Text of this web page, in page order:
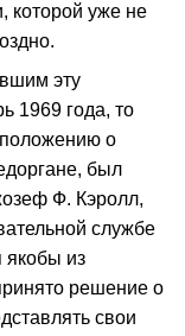
которой уже не
эту
1969 года, то
положению о
был
Ф. Кэролл,
службе
якобы из
решение о
свои